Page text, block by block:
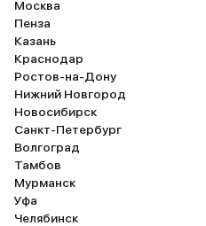
Москва
Пенза
Казань
Краснодар
Ростов-на-Дону
Нижний Новгород
Новосибирск
Санкт-Петербург
Волгоград
Тамбов
Мурманск
Уфа
Челябинск